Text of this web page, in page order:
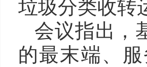
垃圾分类收转
会议指出，
的最末端、